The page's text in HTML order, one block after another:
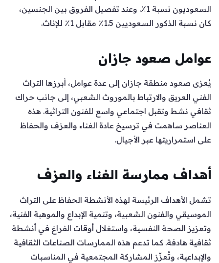
السعوديون نسبة 1٪. وعند تفصيل الفروق بين الجنسين،
كان نسبة الذكور السعوديين 1.5٪ مقابل 1٪ للإناث.
عوامل صعود جازان
يُعزى صعود منطقة جازان إلى عدة عوامل، أبرزها التراث
الفني العريق والارتباط بالموروث الشعبي، إلى جانب حراك
ثقافي نشط وتقبل اجتماعي واسع للفنون التراثية. هذه
العناصر ساهمت في ترسيخ عادة الغناء والعزف والحفاظ
على استمراريتها عبر الأجيال.
أهداف ممارسة الغناء والعزف
تشمل الأهداف الرئيسة لهذه الأنشطة الحفاظ على التراث
الموسيقي والفنون الشعبية، وتنمية الإبداع والموهبة الفنية،
وتعزيز الصحة النفسية، واستغلال أوقات الفراغ في أنشطة
ثقافية هادفة. كما تدعم هذه الممارسات الصناعات الثقافية
والإبداعية، وتُعزّز المشاركة المجتمعية في المناسبات